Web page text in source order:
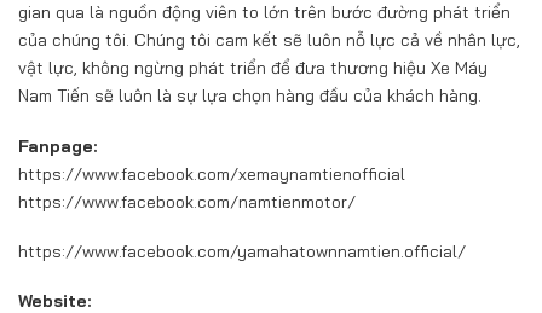
gian qua là nguồn động viên to lớn trên bước đường phát triển
của chúng tôi. Chúng tôi cam kết sẽ luôn nỗ lực cả về nhân lực,
vật lực, không ngừng phát triển để đưa thương hiệu Xe Máy
Nam Tiến sẽ luôn là sự lựa chọn hàng đầu của khách hàng.
Fanpage:
https://www.facebook.com/xemaynamtienofficial
https://www.facebook.com/namtienmotor/
https://www.facebook.com/yamahatownnamtien.official/
Website: